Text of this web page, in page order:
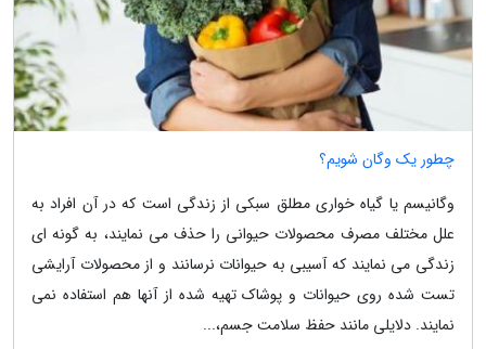
چطور یک وگان شویم؟
وگانیسم یا گیاه خواری مطلق سبکی از زندگی است که در آن افراد به
علل مختلف مصرف محصولات حیوانی را حذف می نمایند، به گونه ای
زندگی می نمایند که آسیبی به حیوانات نرسانند و از محصولات آرایشی
تست شده روی حیوانات و پوشاک تهیه شده از آنها هم استفاده نمی
نمایند. دلایلی مانند حفظ سلامت جسم،...